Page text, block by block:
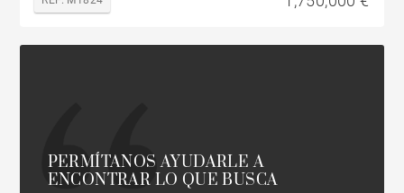
PERMÍTANOS AYUDARLE A
ENCONTRAR LO QUE BUSCA